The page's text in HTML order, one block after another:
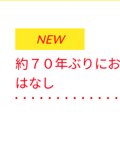
約７０年ぶりに
はなし